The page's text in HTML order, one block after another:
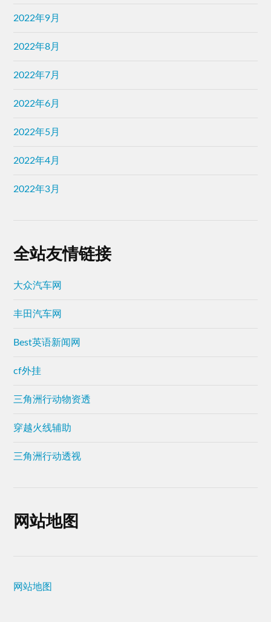
2022年9月
2022年8月
2022年7月
2022年6月
2022年5月
2022年4月
2022年3月
全站友情链接
大众汽车网
丰田汽车网
Best英语新闻网
cf外挂
三角洲行动物资透
穿越火线辅助
三角洲行动透视
网站地图
网站地图